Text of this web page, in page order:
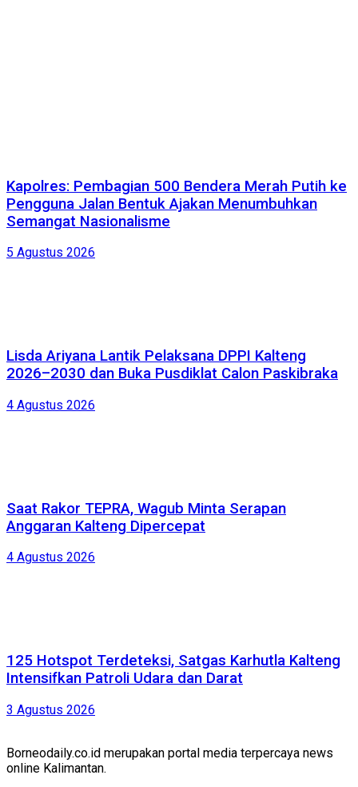
Kapolres: Pembagian 500 Bendera Merah Putih ke
Pengguna Jalan Bentuk Ajakan Menumbuhkan
Semangat Nasionalisme
5 Agustus 2026
Lisda Ariyana Lantik Pelaksana DPPI Kalteng
2026–2030 dan Buka Pusdiklat Calon Paskibraka
4 Agustus 2026
Saat Rakor TEPRA, Wagub Minta Serapan
Anggaran Kalteng Dipercepat
4 Agustus 2026
125 Hotspot Terdeteksi, Satgas Karhutla Kalteng
Intensifkan Patroli Udara dan Darat
3 Agustus 2026
Borneodaily.co.id merupakan portal media terpercaya news
online Kalimantan.